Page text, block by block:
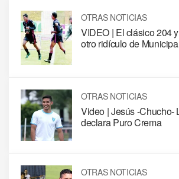
OTRAS NOTICIAS
VIDEO | El clásico 204
otro ridículo de
OTRAS NOTICIAS
Video | Jesús -Chucho-
declara Puro Crema
OTRAS NOTICIAS